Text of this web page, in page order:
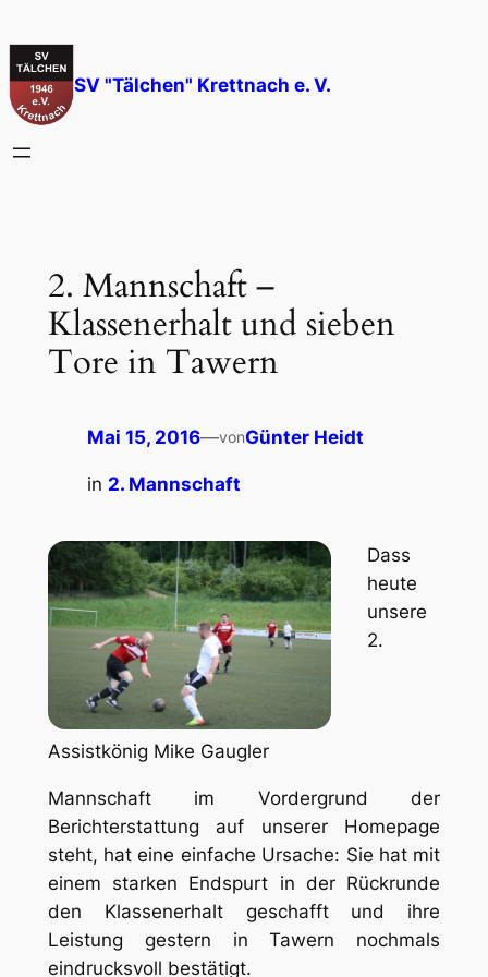
Inhalt
springenSV "Tälchen" Krettnach e. V.
2. Mannschaft –
Klassenerhalt und sieben
Tore in Tawern
Mai 15, 2016—vonGünter Heidt
in 2. Mannschaft
Assistkönig Mike Gaugler
Dass
heute
unsere
2.
Mannschaft im Vordergrund der
Berichterstattung auf unserer Homepage
steht, hat eine einfache Ursache: Sie hat mit
einem starken Endspurt in der Rückrunde
den Klassenerhalt geschafft und ihre
Leistung gestern in Tawern nochmals
eindrucksvoll bestätigt.